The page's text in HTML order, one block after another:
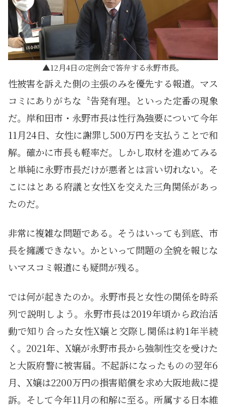
12月4日の定例会で答弁する永野市長。
性被害を訴えた側の主張のみを優先する報道。マス
コミにありがちな〝告発有理〟といった定番の現象
だ。岸和田市・永野市長は性行為強要について今年
11月24日、女性に謝罪し500万円を支払うことで和
解。確かに市長も軽率だ。しかし取材を進めてみる
と単純に永野市長だけが悪者とは言い切れない。そ
こにはとある府議と女性Xを交えた三角関係があっ
たのだ。
非常に複雑な問題である。そうはいっても到底、市
長を擁護できない。かといって問題の全貌を報じな
いマスコミ報道にも疑問が残る。
では何が起きたのか。永野市長と女性の関係を時系
列で説明しよう。永野市長は2019年頃から政治活
動で知り合った女性X嬢と交際し関係は約1年半続
く。2021年、X嬢が永野市長から強制性交を受けた
と大阪府警に被害届。不起訴になったものの翌年6
月、X嬢は2200万円の損害賠償を求め大阪地裁に提
訴。そして今年11月の和解に至る。所属する日本維